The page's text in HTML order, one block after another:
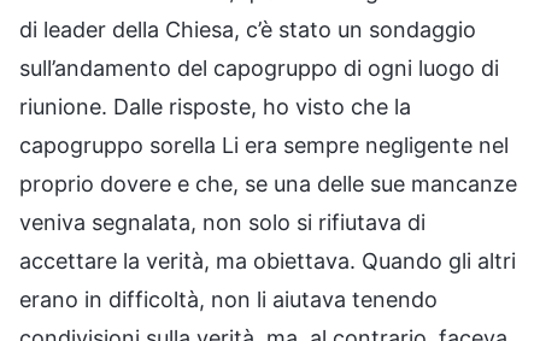
di leader della Chiesa, c’è stato un sondaggio
sull’andamento del capogruppo di ogni luogo di
riunione. Dalle risposte, ho visto che la
capogruppo sorella Li era sempre negligente nel
proprio dovere e che, se una delle sue mancanze
veniva segnalata, non solo si rifiutava di
accettare la verità, ma obiettava. Quando gli altri
erano in difficoltà, non li aiutava tenendo